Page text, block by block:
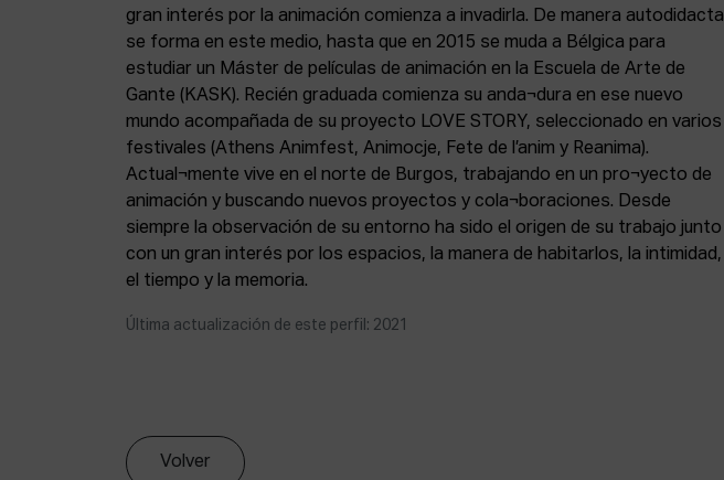
gran interés por la animación comienza a invadirla. De manera autodidacta
se forma en este medio, hasta que en 2015 se muda a Bélgica para
estudiar un Máster de películas de animación en la Escuela de Arte de
Gante (KASK). Recién graduada comienza su anda¬dura en ese nuevo
mundo acompañada de su proyecto LOVE STORY, seleccionado en varios
festivales (Athens Animfest, Animocje, Fete de l’anim y Reanima).
Actual¬mente vive en el norte de Burgos, trabajando en un pro¬yecto de
animación y buscando nuevos proyectos y cola¬boraciones. Desde
siempre la observación de su entorno ha sido el origen de su trabajo junto
con un gran interés por los espacios, la manera de habitarlos, la intimidad,
el tiempo y la memoria.
Última actualización de este perfil: 2021
Volver